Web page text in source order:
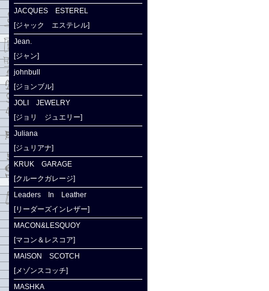
JACQUES ESTEREL
[ジャック エステレル]
Jean.
[ジャン]
johnbull
[ジョンブル]
JOLI JEWELRY
[ジョリ ジュエリー]
Juliana
[ジュリアナ]
KRUK GARAGE
[クルークガレージ]
Leaders In Leather
[リーダーズインレザー]
MACON&LESQUOY
[マコン＆レスコア]
MAISON SCOTCH
[メゾンスコッチ]
MASHKA